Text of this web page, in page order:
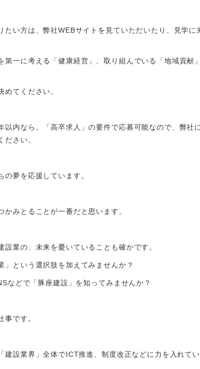
たい方は、弊社WEBサイトを見ていただいたり、見学
第一に考える「健康経営」、取り組んでいる「地域貢献
めてください。
以内なら、「高卒求人」の要件で応募可能なので、弊社
ださい。
の夢を応援しています。
かみとることが一番だと思います。
設業の、未来を憂いていることも確かです。
」という選択肢を加えてみませんか？
などで「豚座建設」を知ってみませんか？
事です。
建設業界」全体でICT推進、制度改正などに力を入れてい